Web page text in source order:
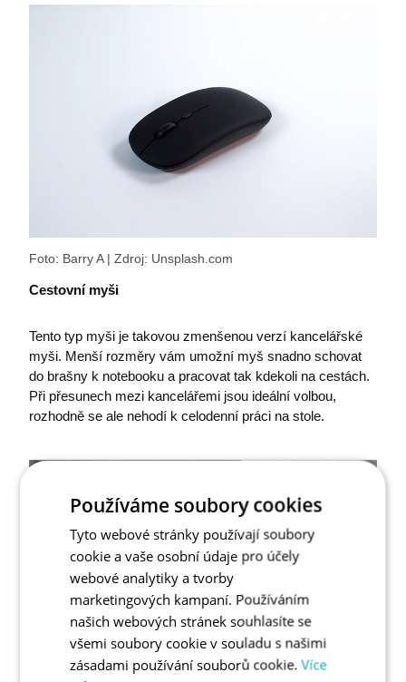
Foto: Barry A | Zdroj: Unsplash.com
Cestovní myši
Tento typ myši je takovou zmenšenou verzí kancelářské
myši. Menší rozměry vám umožní myš snadno schovat
do brašny k notebooku a pracovat tak kdekoli na cestách.
Při přesunech mezi kancelářemi jsou ideální volbou,
rozhodně se ale nehodí k celodenní práci na stole.
Používáme soubory cookies
Tyto webové stránky používají soubory
cookie a vaše osobní údaje pro účely
webové analytiky a tvorby
marketingových kampaní. Používáním
našich webových stránek souhlasíte se
všemi soubory cookie v souladu s našimi
zásadami používání souborů cookie. Více